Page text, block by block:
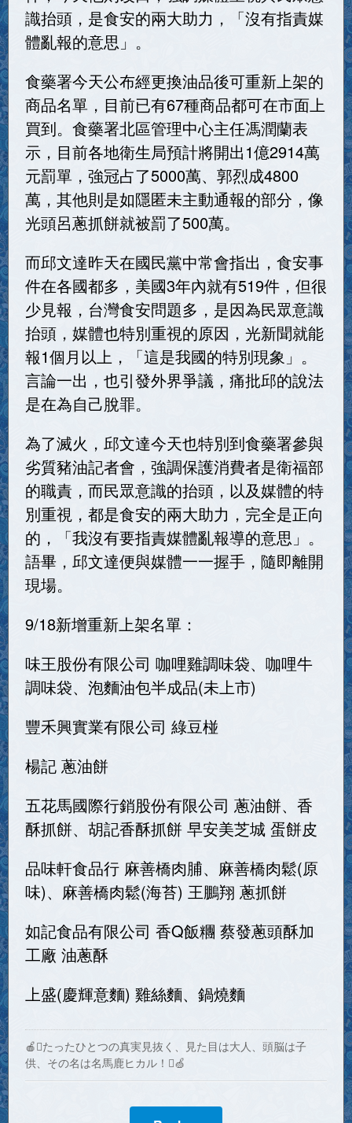
識抬頭，是食安的兩大助力，「沒有指責媒
體亂報的意思」。
食藥署今天公布經更換油品後可重新上架的
商品名單，目前已有67種商品都可在市面上
買到。食藥署北區管理中心主任馮潤蘭表
示，目前各地衛生局預計將開出1億2914萬
元罰單，強冠占了5000萬、郭烈成4800
萬，其他則是如隱匿未主動通報的部分，像
光頭呂蔥抓餅就被罰了500萬。
而邱文達昨天在國民黨中常會指出，食安事
件在各國都多，美國3年內就有519件，但很
少見報，台灣食安問題多，是因為民眾意識
抬頭，媒體也特別重視的原因，光新聞就能
報1個月以上，「這是我國的特別現象」。
言論一出，也引發外界爭議，痛批邱的說法
是在為自己脫罪。
為了滅火，邱文達今天也特別到食藥署參與
劣質豬油記者會，強調保護消費者是衛福部
的職責，而民眾意識的抬頭，以及媒體的特
別重視，都是食安的兩大助力，完全是正向
的，「我沒有要指責媒體亂報導的意思」。
語畢，邱文達便與媒體一一握手，隨即離開
現場。
9/18新增重新上架名單：
味王股份有限公司 咖哩雞調味袋、咖哩牛
調味袋、泡麵油包半成品(未上市)
豐禾興實業有限公司 綠豆椪
楊記 蔥油餅
五花馬國際行銷股份有限公司 蔥油餅、香
酥抓餅、胡記香酥抓餅 早安美芝城 蛋餅皮
品味軒食品行 麻善橋肉脯、麻善橋肉鬆(原
味)、麻善橋肉鬆(海苔) 王鵬翔 蔥抓餅
如記食品有限公司 香Q飯糰 蔡發蔥頭酥加
工廠 油蔥酥
上盛(慶輝意麵) 雞絲麵、鍋燒麵
🍎たったひとつの真実見抜く、見た目は大人、頭脳は子
供、その名は名馬鹿ヒカル！🍏